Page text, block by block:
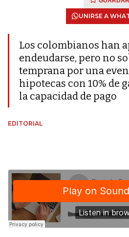
UNIRSE A
Los colombianos han
endeudarse, pero no
temprana por una
hipotecas con 10% de
la capacidad de pago
EDITORIAL